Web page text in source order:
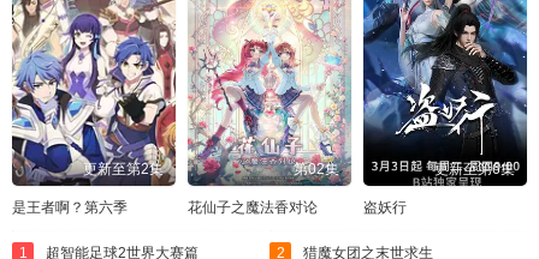
更新至第2集
是王者啊？第六季
第02集
花仙子之魔法香对论
更新至第6集
盗妖行
1 超智能足球2世界大赛篇 2 猎魔女团之末世求生